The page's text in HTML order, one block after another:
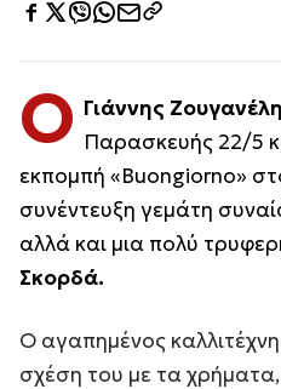
Ο Γιάννης
Παρασκευής 22/5
εκπομπή «Buongiorno»
συνέντευξη γεμάτη
αλλά και μια πολύ
Σκορδά.
Ο αγαπημένος
σχέση του με τα χρήματα,